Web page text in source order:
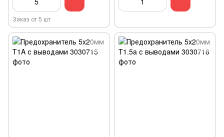
Заказ от 5 шт